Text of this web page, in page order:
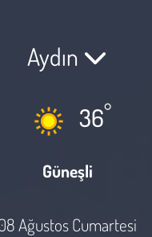
Aydın
36°
Güneşli
Ağustos Cumartesi